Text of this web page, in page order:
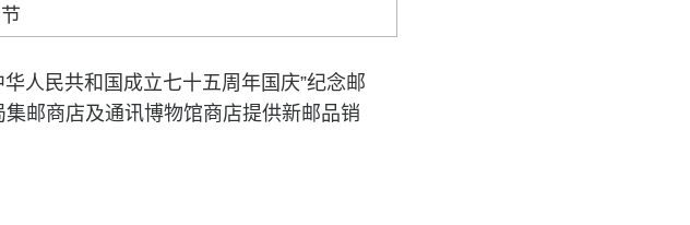
人民共和国成立七十五周年国庆”纪念邮
邮商店及通讯博物馆商店提供新邮品销